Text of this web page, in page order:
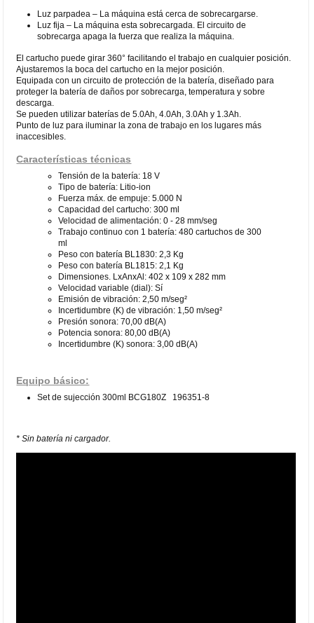
Luz parpadea – La máquina está cerca de sobrecargarse.
Luz fija – La máquina esta sobrecargada. El circuito de
sobrecarga apaga la fuerza que realiza la máquina.
El cartucho puede girar 360° facilitando el trabajo en cualquier posición.
Ajustaremos la boca del cartucho en la mejor posición.
Equipada con un circuito de protección de la batería, diseñado para
proteger la batería de daños por sobrecarga, temperatura y sobre
descarga.
Se pueden utilizar baterías de 5.0Ah, 4.0Ah, 3.0Ah y 1.3Ah.
Punto de luz para iluminar la zona de trabajo en los lugares más
inaccesibles.
Características técnicas
Tensión de la batería: 18 V
Tipo de batería: Litio-ion
Fuerza máx. de empuje: 5.000 N
Capacidad del cartucho: 300 ml
Velocidad de alimentación: 0 - 28 mm/seg
Trabajo continuo con 1 batería: 480 cartuchos de 300
ml
Peso con batería BL1830: 2,3 Kg
Peso con batería BL1815: 2,1 Kg
Dimensiones. LxAnxAl: 402 x 109 x 282 mm
Velocidad variable (dial): Sí
Emisión de vibración: 2,50 m/seg²
Incertidumbre (K) de vibración: 1,50 m/seg²
Presión sonora: 70,00 dB(A)
Potencia sonora: 80,00 dB(A)
Incertidumbre (K) sonora: 3,00 dB(A)
Equipo básico:
Set de sujección 300ml BCG180Z 196351-8
* Sin batería ni cargador.